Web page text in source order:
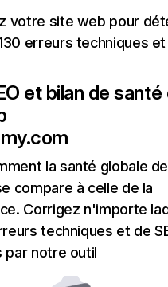
votre site web pour
erreurs techniques et
et bilan de santé
la santé globale
compare à celle de la
Corrigez n'importe
techniques et de
notre outil